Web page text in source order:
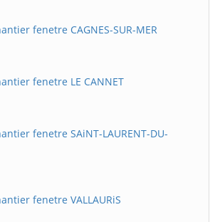
fenetre CAGNES-SUR-MER
fenetre LE CANNET
fenetre SAiNT-LAURENT-DU-
fenetre VALLAURiS